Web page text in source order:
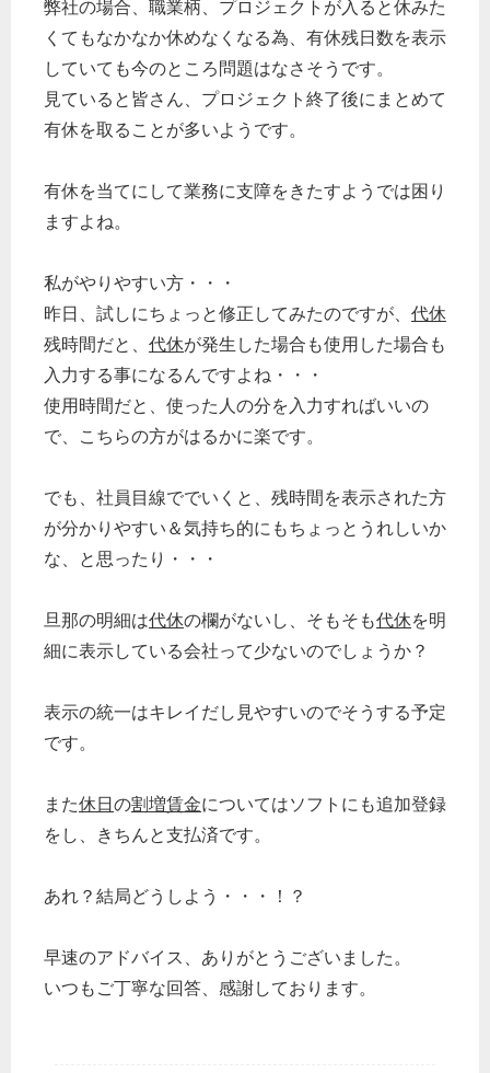
弊社の場合、職業柄、プロジェクトが入ると休みた
くてもなかなか休めなくなる為、有休残日数を表示
していても今のところ問題はなさそうです。
見ていると皆さん、プロジェクト終了後にまとめて
有休を取ることが多いようです。
有休を当てにして業務に支障をきたすようでは困り
ますよね。
私がやりやすい方・・・
昨日、試しにちょっと修正してみたのですが、 代休
残時間だと、 代休が発生した場合も使用した場合も
入力する事になるんですよね・・・
使用時間だと、使った人の分を入力すればいいの
で、こちらの方がはるかに楽です。
でも、社員目線ででいくと、残時間を表示された方
が分かりやすい＆気持ち的にもちょっとうれしいか
な、と思ったり・・・
旦那の明細は代休の欄がないし、そもそも代休を明
細に表示している会社って少ないのでしょうか？
表示の統一はキレイだし見やすいのでそうする予定
です。
また休日の割増賃金についてはソフトにも追加登録
をし、きちんと支払済です。
あれ？結局どうしよう・・・！？
早速のアドバイス、ありがとうございました。
いつもご丁寧な回答、感謝しております。